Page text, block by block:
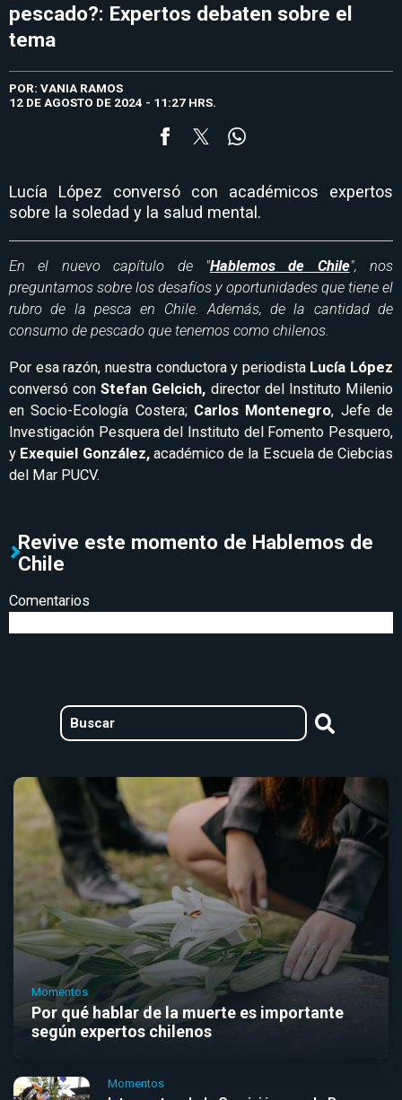
pescado?: Expertos debaten sobre el
tema
POR: VANIA RAMOS
12 DE AGOSTO DE 2024 - 11:27 HRS.
Lucía López conversó con académicos expertos
sobre la soledad y la salud mental.
En el nuevo capítulo de "Hablemos de Chile", nos
preguntamos sobre los desafíos y oportunidades que tiene el
rubro de la pesca en Chile. Además, de la cantidad de
consumo de pescado que tenemos como chilenos.
Por esa razón, nuestra conductora y periodistaLucía López
conversó conStefan Gelcich, director del Instituto Milenio
en Socio-Ecología Costera; Carlos Montenegro, Jefe de
Investigación Pesquera del Instituto del Fomento Pesquero,
y Exequiel González, académico de la Escuela de Ciebcias
del Mar PUCV.
Revive este momento de Hablemos de
Chile
Comentarios
Momentos
Por qué hablar de la muerte es importante
según expertos chilenos
Momentos